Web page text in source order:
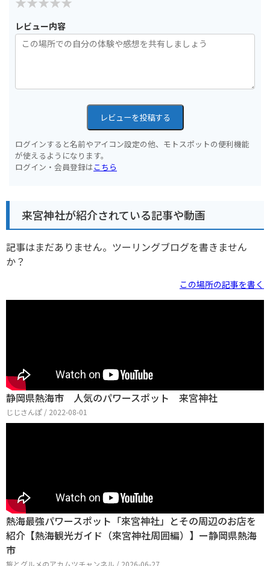
レビュー内容
レビューを投稿する
ログインすると名前やアイコン設定の他、モトスポットの便利機能
が使えるようになります。
ログイン・会員登録はこちら
来宮神社が紹介されている記事や動画
記事はまだありません。ツーリングブログを書きません
か？
この場所の記事を書く
静岡県熱海市 人気のパワースポット 来宮神社
じじさんぽ / 2022-08-01
熱海最強パワースポット「來宮神社」とその周辺のお店を
紹介【熱海観光ガイド（來宮神社周囲編）】ー静岡県熱海
市